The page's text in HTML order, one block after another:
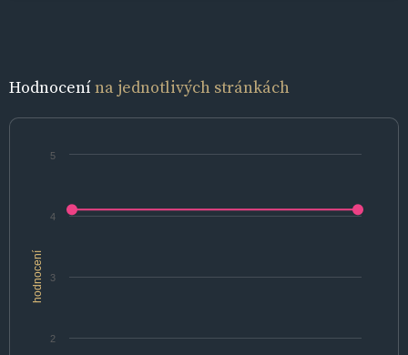
Hodnocenína jednotlivých stránkách
hodnocení
2
3
4
5